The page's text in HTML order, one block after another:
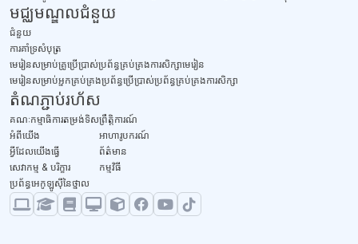
តំណភ្ជាប់រហ័ស
គណៈកម្មាធិការតម្រង់ទិស
អំពីយើង
អ្វីដែលយើងធ្វើ
សេវាកម្ម & បរិក្ខារ
ប្រព័ន្ធអេកូឡូស៊ីនៃថ្នាល
ព្រឹត្តិការណ៍
អាហារូបករណ៍
ព័ត៌មាន
កម្មវិធី
មជ្ឈមណ្ឌលជំនួយ
ជំនួយ
​ការគាំទ្រសំបុត្រ
មេរៀនសម្រាប់គ្រូប្រើប្រាស់ប្រព័ន្ធគ្រប់គ្រងការសិក្សាមេរៀន
មេរៀនសម្រាប់អ្នកគ្រប់គ្រងប្រព័ន្ធប្រើប្រាស់ប្រព័ន្ធគ្រប់គ្រងការសិក្សា